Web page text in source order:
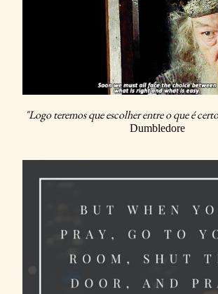
"Logo teremos que escolher entre o que é
Dumbledore